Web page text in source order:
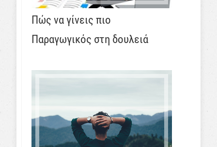
Πώς να γίνεις πιο
Παραγωγικός στη δουλειά